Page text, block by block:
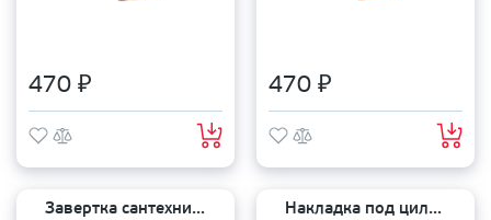
470 ₽ 470 ₽
Завертка сантехническая PALIDORE OLS CF Накладка под цилиндр PALIDORE CL SB